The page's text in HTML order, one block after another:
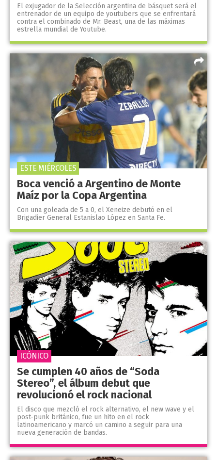
El exjugador de la Selección argentina de básquet será el
entrenador de un equipo de youtubers que se enfrentará
contra el combinado de Mr. Beast, una de las máximas
estrella mundial de Youtube.
Boca venció a Argentino de Monte
Maíz por la Copa Argentina
Con una goleada de 5 a 0, el Xeneize debutó en el
Brigadier General Estanislao López en Santa Fe.
ESTE MIÉRCOLES
Se cumplen 40 años de “Soda
Stereo”, el álbum debut que
revolucionó el rock nacional
El disco que mezcló el rock alternativo, el new wave y el
post-punk británico, fue un hito en el rock
latinoamericano y marcó un camino a seguir para una
nueva generación de bandas.
ICÓNICO